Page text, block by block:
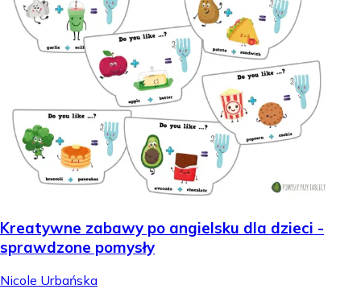
Kreatywne zabawy po angielsku dla dzieci -
sprawdzone pomysły
Nicole Urbańska